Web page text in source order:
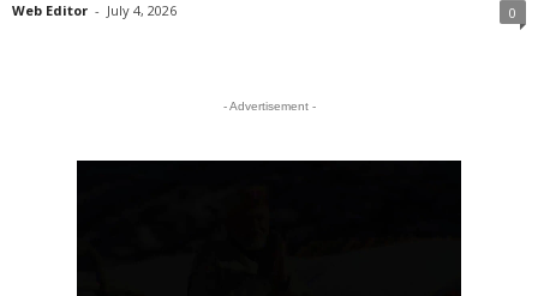
Web Editor - July 4, 2026 0
- Advertisement -